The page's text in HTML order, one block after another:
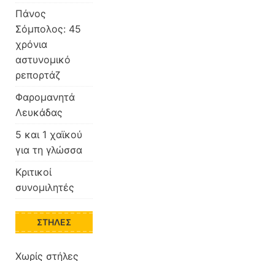
Πάνος
Σόμπολος: 45
χρόνια
αστυνομικό
ρεπορτάζ
Φαρομανητά
Λευκάδας
5 και 1 χαϊκού
για τη γλώσσα
Κριτικοί
συνομιλητές
ΣΤΉΛΕΣ
Χωρίς στήλες